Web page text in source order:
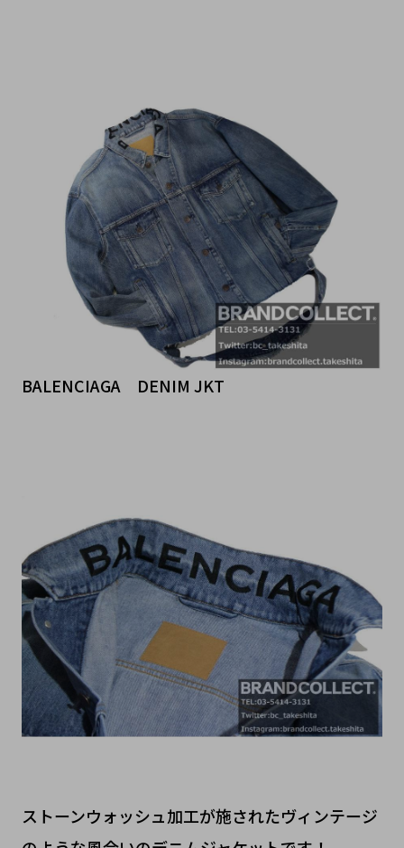
BALENCIAGA DENIM JKT
ストーンウォッシュ加工が施されたヴィンテージ